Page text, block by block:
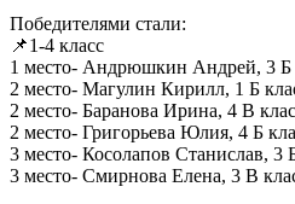
Победителями стали:
📌1-4 класс
1 место- Андрюшкин Андрей, 3 Б
2 место- Магулин Кирилл, 1 Б
2 место- Баранова Ирина, 4 В
2 место- Григорьева Юлия, 4 Б
3 место- Косолапов Станислав, 3
3 место- Смирнова Елена, 3 В